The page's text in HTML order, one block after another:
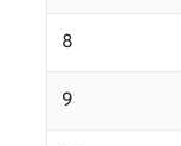
8
9